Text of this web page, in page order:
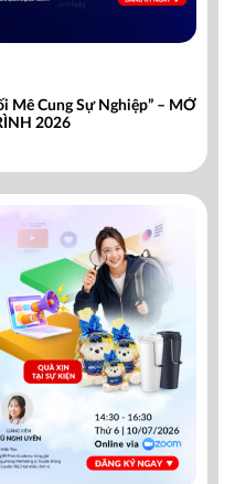
Mê Cung Sự Nghiệp” – MỞ
2026